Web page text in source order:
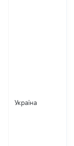
Україна